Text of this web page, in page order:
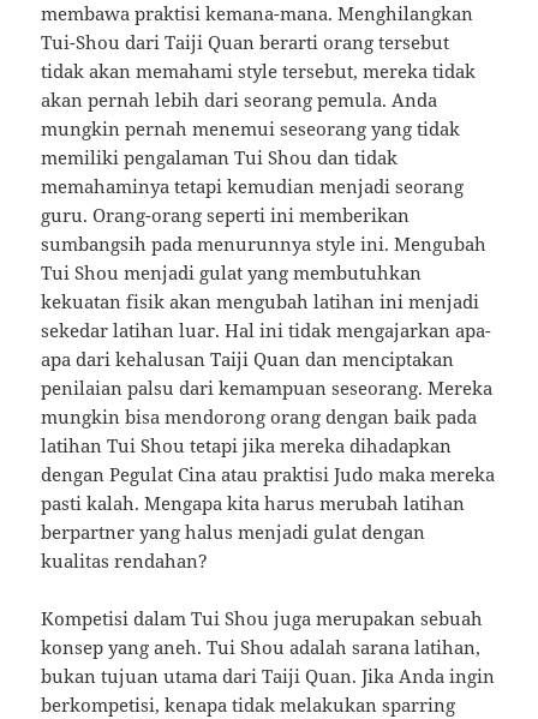
membawa praktisi kemana-mana. Menghilangkan
Tui-Shou dari Taiji Quan berarti orang tersebut
tidak akan memahami style tersebut, mereka tidak
akan pernah lebih dari seorang pemula. Anda
mungkin pernah menemui seseorang yang tidak
memiliki pengalaman Tui Shou dan tidak
memahaminya tetapi kemudian menjadi seorang
guru. Orang-orang seperti ini memberikan
sumbangsih pada menurunnya style ini. Mengubah
Tui Shou menjadi gulat yang membutuhkan
kekuatan fisik akan mengubah latihan ini menjadi
sekedar latihan luar. Hal ini tidak mengajarkan apa-
apa dari kehalusan Taiji Quan dan menciptakan
penilaian palsu dari kemampuan seseorang. Mereka
mungkin bisa mendorong orang dengan baik pada
latihan Tui Shou tetapi jika mereka dihadapkan
dengan Pegulat Cina atau praktisi Judo maka mereka
pasti kalah. Mengapa kita harus merubah latihan
berpartner yang halus menjadi gulat dengan
kualitas rendahan?
Kompetisi dalam Tui Shou juga merupakan sebuah
konsep yang aneh. Tui Shou adalah sarana latihan,
bukan tujuan utama dari Taiji Quan. Jika Anda ingin
berkompetisi, kenapa tidak melakukan sparring